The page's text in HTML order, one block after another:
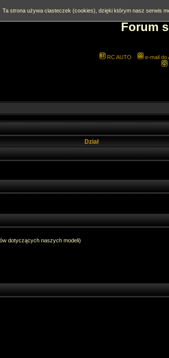
Forum
RC AUTO e-mail do
Dział
dotyczących naszych modeli)
Ta strona używa ciasteczek (cookies), dzięki którym nasz serwis